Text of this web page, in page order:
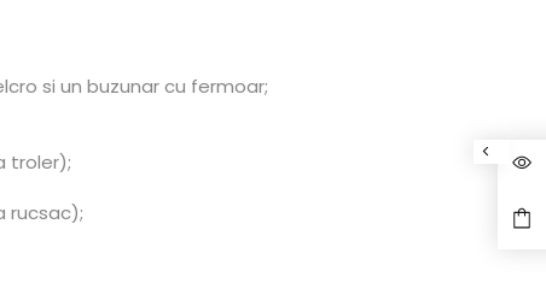
si un buzunar cu fermoar;
troler);
rucsac);